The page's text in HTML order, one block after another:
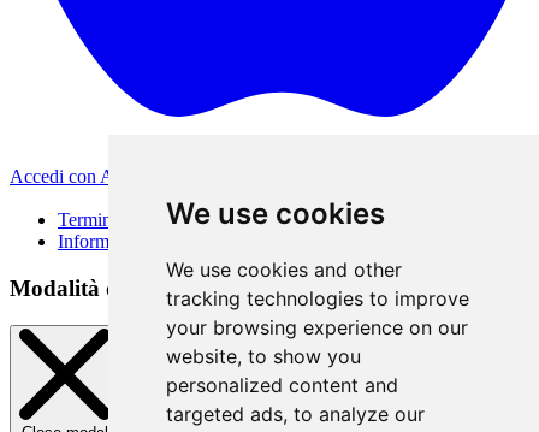
We use cookies
We use cookies and other
tracking technologies to improve
your browsing experience on our
website, to show you
personalized content and
targeted ads, to analyze our
Accedi con Apple
Termini di Utilizzo
Informativa sulla privacy
Modalità di accesso